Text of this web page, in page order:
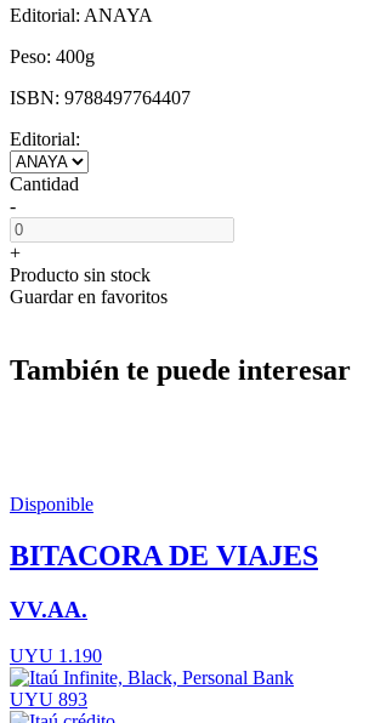
Editorial: ANAYA
Peso: 400g
ISBN: 9788497764407
Editorial:
Cantidad
-
+
Producto sin stock
Guardar en favoritos
También te puede interesar
Disponible
BITACORA DE VIAJES
VV.AA.
UYU 1.190
UYU 893